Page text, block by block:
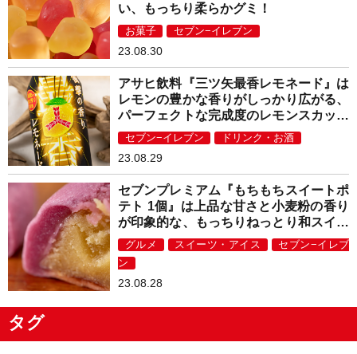
い、もっちり柔らかグミ！
お菓子 セブン−イレブン
23.08.30
アサヒ飲料『三ツ矢最香レモネード』は
レモンの豊かな香りがしっかり広がる、
パーフェクトな完成度のレモンスカッシ
ュ！
セブン−イレブン ドリンク・お酒
23.08.29
セブンプレミアム『もちもちスイートポ
テト 1個』は上品な甘さと小麦粉の香り
が印象的な、もっちりねっとり和スイー
ツ！
グルメ スイーツ・アイス
セブン−イレブ
ン
23.08.28
タグ